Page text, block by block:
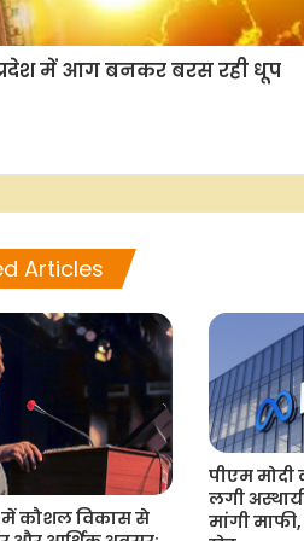
में आग बनकर बरस रही धूप
Articles
में कौशल विकास से
पीएम
लगी
मांगी